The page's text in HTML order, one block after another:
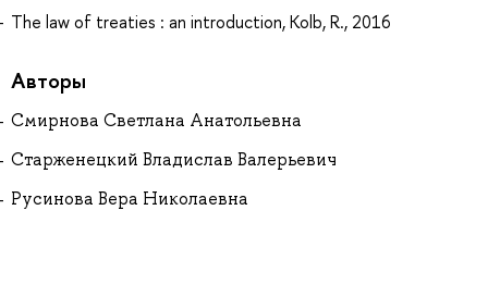
The law of treaties : an introduction, Kolb, R., 2016
Авторы
Смирнова Светлана Анатольевна
Старженецкий Владислав Валерьевич
Русинова Вера Николаевна